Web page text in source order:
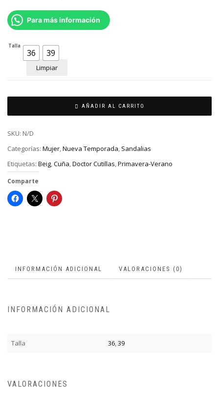
Para más información
Talla
36 39
Limpiar
AÑADIR AL CARRITO
SKU: N/D
Categorías: Mujer,Nueva Temporada, Sandalias
Etiquetas: Beig,Cuña,Doctor Cutillas,Primavera-Verano
Comparte
INFORMACIÓN ADICIONAL VALORACIONES (0)
INFORMACIÓN ADICIONAL
Talla 36,39
VALORACIONES